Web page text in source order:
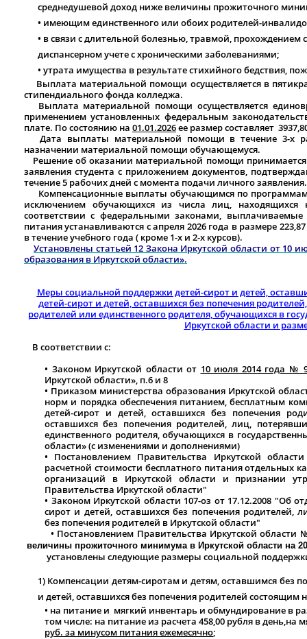
среднедушевой доход ниже величины прожиточного
• имеющим единственного или обоих родителей-
• в связи с длительной болезнью, травмой,
диспансерном учете с хроническими заболеваниями;
• утрата имущества в результате стихийного бедствия,
Выплата материальной помощи осуществляется в
стипендиального
Выплата материальной помощи осуществляется
применением установленных федеральным
плате. По состоянию на 01.01.2026ее размер составляет
Дата выплаты материальной помощи в течение 3-х
назначении материальной помощи обучающемуся.
Решение об оказании материальной помощи
заявления студента с приложением документов,
течение 5 рабочих дней с момента подачи личного заявления.
Компенсационные выплаты обучающимся по программам
исключением обучающихся из числа лиц, находящихся
соответствии с федеральными законами,
питания устанавливаются с апреля 2026 года в размере
в течение учебного года ( кроме 1-х и 2-х курсов).
Установлены статьей 12 Закона Иркутской области от 10
образования в Иркутской области».
Меры социальной поддержки детей-сирот и детей,
детей-сирот и детей, оставшихся без попечения
родителей или единственного родителя, обучающихся в
Иркутской области и
В соответствии с:
• Законом Иркутской области от 10 июля 2014 года №
Иркутской области», п.6 и 8
• Приказом министерства образования Иркутской
норм и порядка обеспечения питанием, бесплатным
детей-сирот и детей, оставшихся без попечения
оставшихся без попечения родителей, лиц,
единственного родителя, обучающихся в
области» (с изменениями и дополнениями)
• Постановлением Правительства Иркутской
расчетной стоимости бесплатного питания отдельных
организаций в Иркутской области и признании
Правительства Иркутской области"
• Законом Иркутской области 107-оз от 17.12.2008 "Об
сирот и детей, оставшихся без попечения родителей,
без попечения родителей в Иркутской области"
• Постановлением Правительства Иркутской области №
величины прожиточного минимума в Иркутской области на
установлены следующие размеры социальной поддержки
1) Компенсации детям-сиротам и детям, оставшимся без
и детей, оставшихся без попечения родителей состоящим
• на питание и мягкий инвентарь и обмундирование в
том числе: на питание из расчета 458,00 рубля в
руб. за минусом питания ежемесячно;